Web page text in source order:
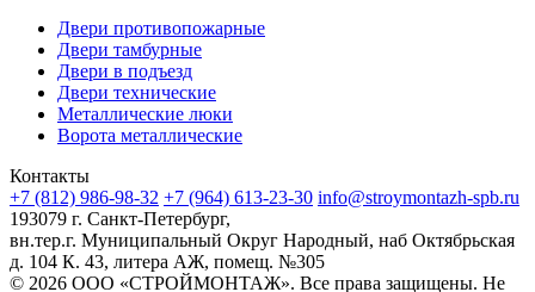
Двери противопожарные
Двери тамбурные
Двери в подъезд
Двери технические
Металлические люки
Ворота металлические
Контакты
+7 (812) 986-98-32 +7 (964) 613-23-30 info@stroymontazh-spb.ru
193079 г. Санкт-Петербург,
вн.тер.г. Муниципальный Округ Народный, наб Октябрьская
д. 104 К. 43, литера АЖ, помещ. №305
© 2026 ООО «СТРОЙМОНТАЖ». Все права защищены. Не